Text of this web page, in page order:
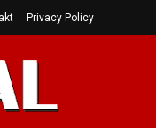
Privacy Policy